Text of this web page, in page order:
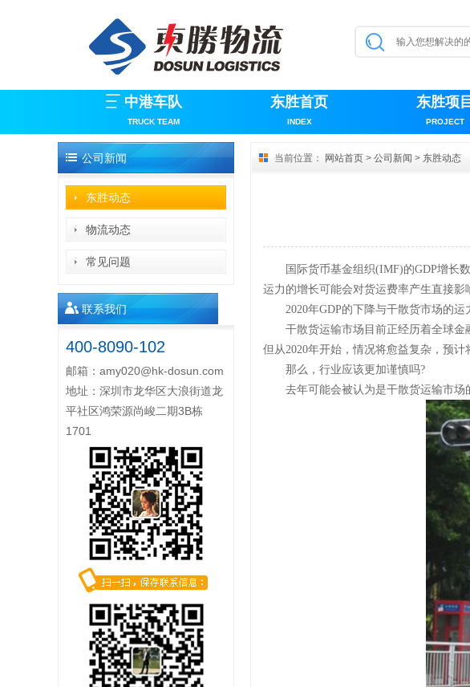
中港车队
TRUCK TEAM
东胜首页
INDEX
东胜项目
PROJECT
公司新闻
东胜动态
物流动态
常见问题
联系我们
400-8090-102
邮箱： amy020@hk-dosun.com
地址：深圳市龙华区大浪街道龙
平社区鸿荣源尚峻二期3B栋
1701
当前位置： 网站首页 > 公司新闻 > 东胜动态
国际货币基金组织(IMF)的GDP增长
运力的增长可能会对货运费率产生直接影
2020年GDP的下降与干散货市场的运
干散货运输市场目前正经历着全球金
但从2020年开始，情况将愈益复杂，预
那么，行业应该更加谨慎吗?
去年可能会被认为是干散货运输市场